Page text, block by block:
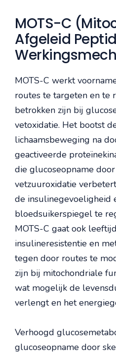
MOTS-C
Afgeleid
MOTS-C werkt
routes te targeten en te
betrokken zijn bij
vetoxidatie. Het bootst
lichaamsbeweging na
geactiveerde
die glucoseopname
vetzuuroxidatie
de insulinegevoeligheid
bloedsuikerspiegel te
MOTS-C gaat ook
insulineresistentie en
tegen door routes te
zijn bij mitochondriale
wat mogelijk de
verlengt en het
Verhoogd
glucoseopname door